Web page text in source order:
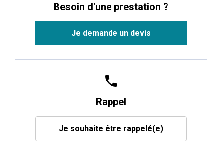
Besoin d'une prestation ?
Je demande un devis
phone
Rappel
Je souhaite être rappelé(e)